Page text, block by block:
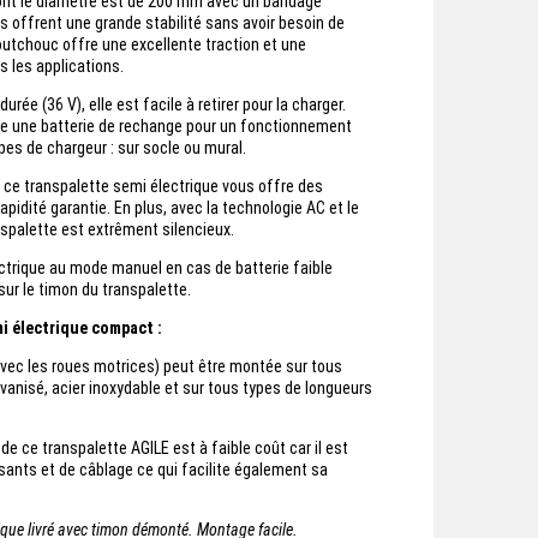
offrent une grande stabilité sans avoir besoin de
offre une excellente traction et une
les applications.
(36 V), elle est facile à retirer pour la charger.
une batterie de rechange pour un fonctionnement
de chargeur : sur socle ou mural.
ce transpalette semi électrique vous offre des
garantie. En plus, avec la technologie AC et le
est extrêment silencieux.
au mode manuel en cas de batterie faible
le timon du transpalette.
électrique compact :
les roues motrices) peut être montée sur tous
acier inoxydable et sur tous types de longueurs
ce transpalette AGILE est à faible coût car il est
et de câblage ce qui facilite également sa
livré avec timon démonté. Montage facile.